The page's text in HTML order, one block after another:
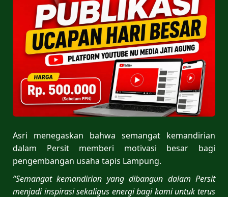
Asri menegaskan bahwa semangat kemandirian
dalam Persit memberi motivasi besar bagi
pengembangan usaha tapis Lampung.
“Semangat kemandirian yang dibangun dalam Persit
menjadi inspirasi sekaligus energi bagi kami untuk terus